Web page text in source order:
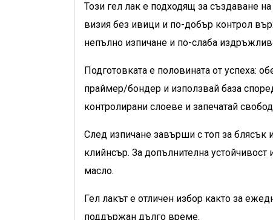
Този гел лак е подходящ за създаване
визия без ивици и по-добър контрол
непълно изпичане и по-слаба
Подготовката е половината от успеха:
праймер/бондер и използвай база
контролирани слоеве и запечатай
След изпичане завърши с топ за
клийнсър. За допълнителна
масло.
Гел лакът е отличен избор както за
поддържан дълго време.